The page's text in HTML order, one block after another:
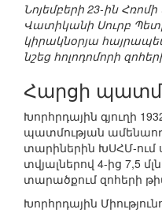
Նոյեմբերի 23-ին
Վատիկանի Սուրբ
կիրակնօրյա
նշեց հոլոդոմորի
Հարցի
Խորհրդային գյուղի
պատմության
տարիներին ԽՍՀՄ-ում
տվյալներով 4-ից 7,5
տարածքում զոհերի
Խորհրդային